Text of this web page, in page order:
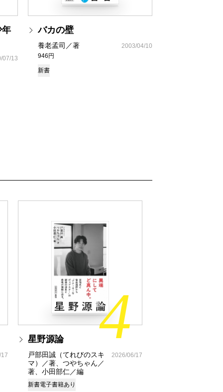
年
07/13
バカの壁
養老孟司／著
946円
2003/04/10
新書
4
星野源論
戸部田誠（てれびのスキ
マ）／著、つやちゃん／
著、小田部仁／編
2026/06/17
新書電子書籍あり